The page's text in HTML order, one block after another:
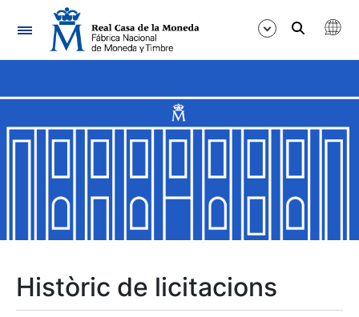
Navegació
Mostra/Amaga
Mostra/Amaga
Mostra/Amaga
Històric de licitacions